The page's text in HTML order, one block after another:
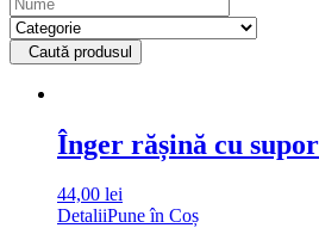
Caută produsul
Înger rășină cu
44,00 lei
DetaliiPune în Coș